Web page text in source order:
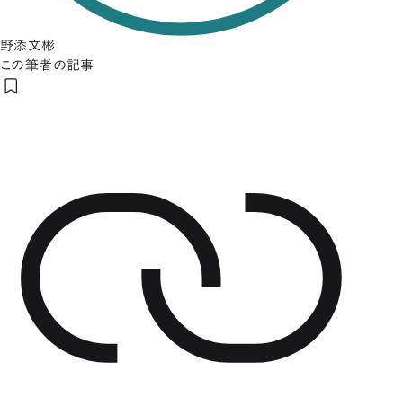
野添文彬
この筆者の記事